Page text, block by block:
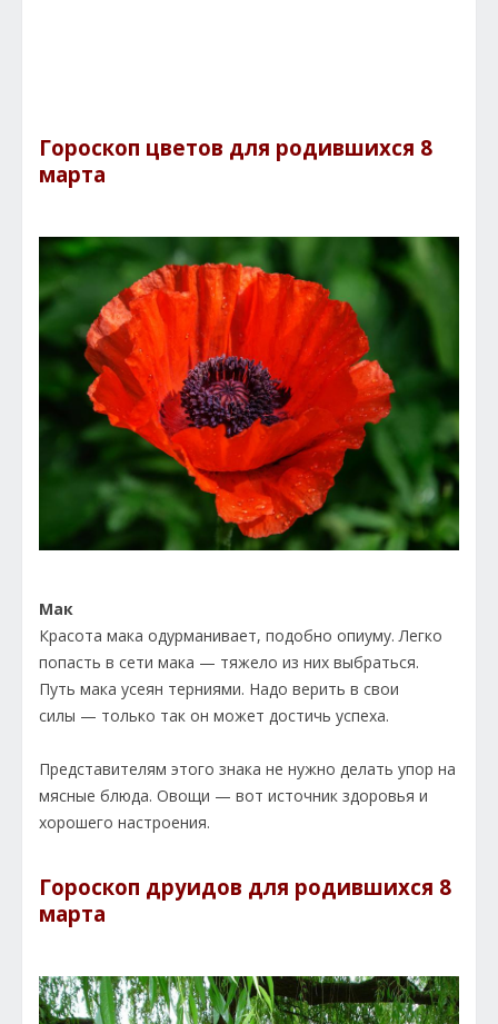
Гороскоп цветов для родившихся 8
марта
Мак
Красота мака одурманивает, подобно опиуму. Легко
попасть в сети мака — тяжело из них выбраться.
Путь мака усеян терниями. Надо верить в свои
силы — только так он может достичь успеха.
Представителям этого знака не нужно делать упор на
мясные блюда. Овощи — вот источник здоровья и
хорошего настроения.
Гороскоп друидов для родившихся 8
марта